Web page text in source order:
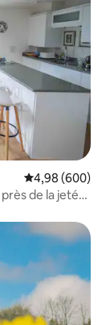
Évaluation
4,98 (600)
de la jetée